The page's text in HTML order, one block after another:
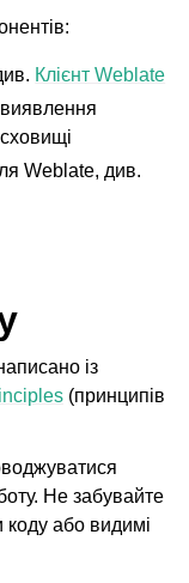
Клієнт Weblate
Weblate, див.
із
(принципів
Не забувайте
коду або видимі